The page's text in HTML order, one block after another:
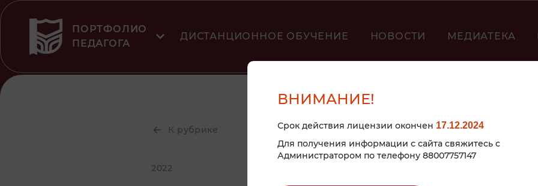
ПОРТФОЛИО
ПЕДАГОГА
ДИСТАНЦИОННОЕ ОБУЧЕНИЕ НОВОСТИ МЕДИАТЕКА
К рубрике
2022
ВНИМАНИЕ!
Срок действия лицензии окончен 17.12.2024
Для получения информации с сайта свяжитесь с
Администратором по телефону 88007757147